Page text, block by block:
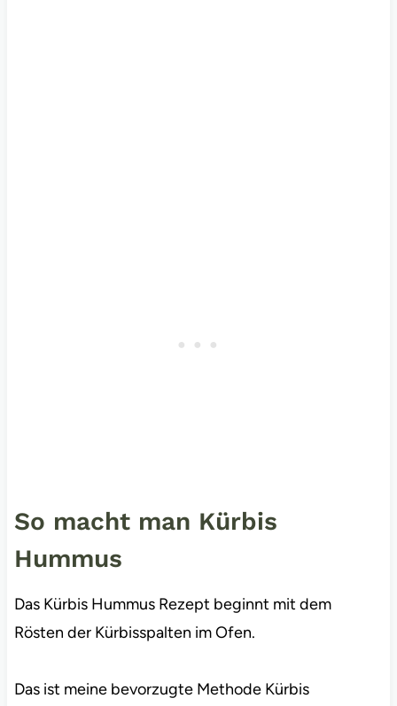
So macht man Kürbis
Hummus
Das Kürbis Hummus Rezept beginnt mit dem
Rösten der Kürbisspalten im Ofen.
Das ist meine bevorzugte Methode Kürbis